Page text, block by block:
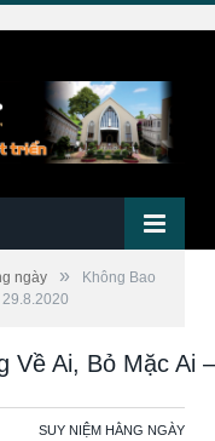
ngày »
Không Bao
Về Ai, Bỏ Mặc Ai
SUY NIỆM HẰNG NGÀY